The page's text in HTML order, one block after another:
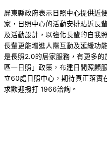
屏東縣政府表示日照中心提供近
家，日照中心的活動安排貼近長
及活動設計，以強化長輩的自我
長輩更能增進人際互動及延緩功
是長照2.0的居家服務，有更多
區一日照」政策，布建日間照顧
立60處日照中心，期待真正落實
求歡迎撥打 1966洽詢。